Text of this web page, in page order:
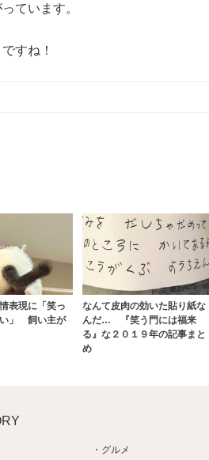
ています。
すね！
表現に「笑っ
」 飼い主が
なんて皮肉の効いた貼り紙な
んだ… 『笑う門には福来
る』な２０１９年の記事まと
め
グルメ